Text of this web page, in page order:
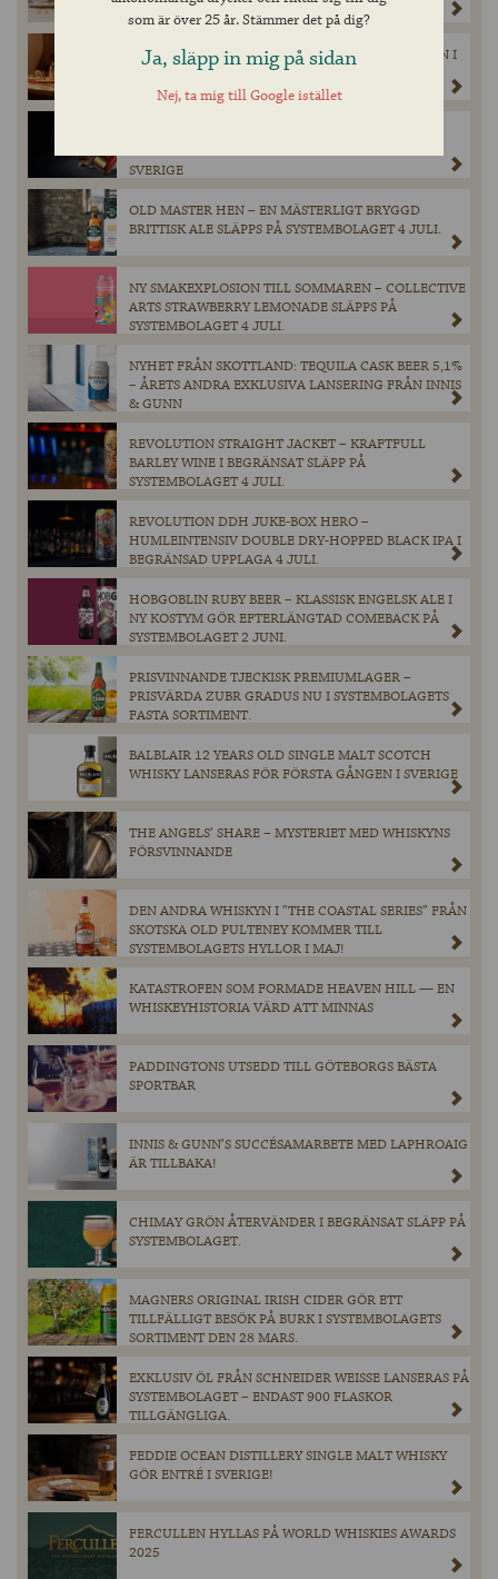
EN TRIPPEL TEQUILA FRÅN LUNAZUL – ÄNTLIGEN I
SVERIGE!
FLASKOR ELIJAH CRAIG BARREL PROOF TILL
SVERIGE
OLD MASTER HEN – EN MÄSTERLIGT BRYGGD
BRITTISK ALE SLÄPPS PÅ SYSTEMBOLAGET 4 JULI.
NY SMAKEXPLOSION TILL SOMMAREN – COLLECTIVE
ARTS STRAWBERRY LEMONADE SLÄPPS PÅ
SYSTEMBOLAGET 4 JULI.
NYHET FRÅN SKOTTLAND: TEQUILA CASK BEER 5,1%
– ÅRETS ANDRA EXKLUSIVA LANSERING FRÅN INNIS
& GUNN
REVOLUTION STRAIGHT JACKET – KRAFTFULL
BARLEY WINE I BEGRÄNSAT SLÄPP PÅ
SYSTEMBOLAGET 4 JULI.
REVOLUTION DDH JUKE-BOX HERO –
HUMLEINTENSIV DOUBLE DRY-HOPPED BLACK IPA I
BEGRÄNSAD UPPLAGA 4 JULI.
HOBGOBLIN RUBY BEER – KLASSISK ENGELSK ALE I
NY KOSTYM GÖR EFTERLÄNGTAD COMEBACK PÅ
SYSTEMBOLAGET 2 JUNI.
PRISVINNANDE TJECKISK PREMIUMLAGER –
PRISVÄRDA ZUBR GRADUS NU I SYSTEMBOLAGETS
FASTA SORTIMENT.
BALBLAIR 12 YEARS OLD SINGLE MALT SCOTCH
WHISKY LANSERAS FÖR FÖRSTA GÅNGEN I SVERIGE
THE ANGELS’ SHARE – MYSTERIET MED WHISKYNS
FÖRSVINNANDE
DEN ANDRA WHISKYN I ”THE COASTAL SERIES” FRÅN
SKOTSKA OLD PULTENEY KOMMER TILL
SYSTEMBOLAGETS HYLLOR I MAJ!
KATASTROFEN SOM FORMADE HEAVEN HILL — EN
WHISKEYHISTORIA VÄRD ATT MINNAS
PADDINGTONS UTSEDD TILL GÖTEBORGS BÄSTA
SPORTBAR
INNIS & GUNN’S SUCCÉSAMARBETE MED LAPHROAIG
ÄR TILLBAKA!
CHIMAY GRÖN ÅTERVÄNDER I BEGRÄNSAT SLÄPP PÅ
SYSTEMBOLAGET.
MAGNERS ORIGINAL IRISH CIDER GÖR ETT
TILLFÄLLIGT BESÖK PÅ BURK I SYSTEMBOLAGETS
SORTIMENT DEN 28 MARS.
EXKLUSIV ÖL FRÅN SCHNEIDER WEISSE LANSERAS PÅ
SYSTEMBOLAGET – ENDAST 900 FLASKOR
TILLGÄNGLIGA.
FEDDIE OCEAN DISTILLERY SINGLE MALT WHISKY
GÖR ENTRÉ I SVERIGE!
FERCULLEN HYLLAS PÅ WORLD WHISKIES AWARDS
2025
som är över 25 år. Stämmer det på dig?
Ja, släpp in mig på sidan
Nej, ta mig till Google istället